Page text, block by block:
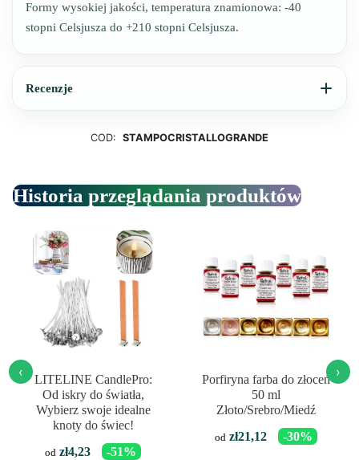
Formy wysokiej jakości, temperatura znamionowa: -40
stopni Celsjusza do +210 stopni Celsjusza.
Recenzje
COD: STAMPOCRISTALLOGRANDE
Historia przeglądania produktów
LITELINE CandlePro:
Od iskry do światła,
Wybierz swoje idealne
knoty do świec!
od zł4,23 -51%
Porfiryna farba do złoceń
50 ml
Złoto/Srebro/Miedź
od zł21,12 -30%
‹ ›